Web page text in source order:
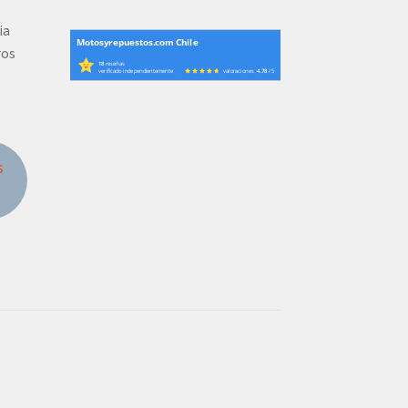
Motosyrepuestos.com Chile
18 reseñas
verificado independientemente valoraciones 4.78/ 5